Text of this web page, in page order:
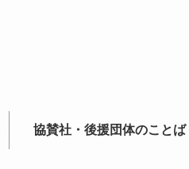
協賛社・後援団体のことば